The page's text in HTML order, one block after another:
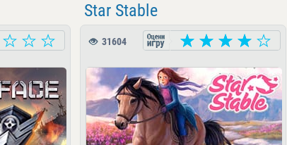
Star Stable
31604